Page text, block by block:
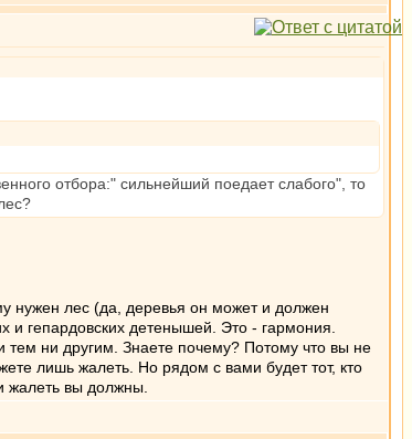
отбора:" сильнейший поедает слабого", то
нужен лес (да, деревья он может и должен
и гепардовских детенышей. Это - гармония.
тем ни другим. Знаете почему? Потому что вы не
лишь жалеть. Но рядом с вами будет тот, кто
жалеть вы должны.